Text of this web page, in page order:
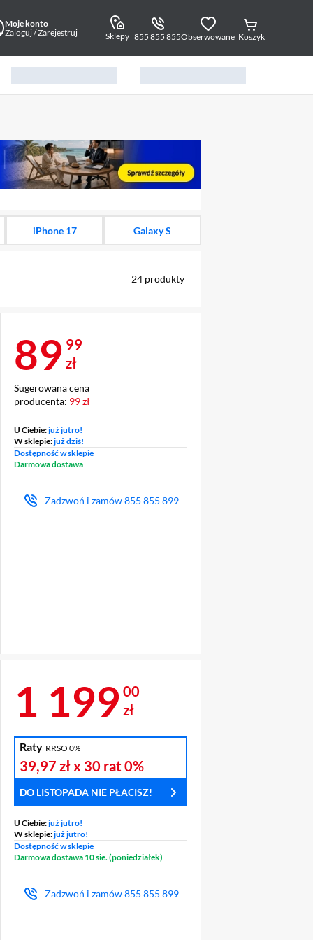
Moje konto
Zaloguj / Zarejestruj
Sklepy 855 855 855Obserwowane Koszyk
element 1 z 15
iPhone 17 Galaxy S
24 produkty
Cena 89,99 zł
89 99
zł
Sugerowana cena
producenta: 99 zł
U Ciebie:już jutro!
W sklepie:już dziś!
Dostępność w sklepie
Darmowa dostawa
Zadzwoń i zamów855 855 899
Cena 1 199 zł
1 199 00
zł
Raty RRSO 0%
39,97 złx 30 rat0%
DO LISTOPADA NIE PŁACISZ!
U Ciebie:już jutro!
W sklepie:już jutro!
Dostępność w sklepie
Darmowa dostawa 10 sie. (poniedziałek)
Zadzwoń i zamów855 855 899